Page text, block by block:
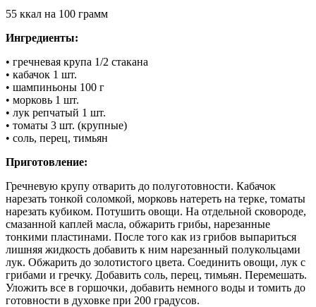
55 ккал на 100 грамм
Ингредиенты:
• гречневая крупа 1/2 стакана
• кабачок 1 шт.
• шампиньоны 100 г
• морковь 1 шт.
• лук репчатый 1 шт.
• томаты 3 шт. (крупные)
• соль, перец, тимьян
Приготовление:
Гречневую крупу отварить до полуготовности. Кабачок
нарезать тонкой соломкой, морковь натереть на терке, томаты
нарезать кубиком. Потушить овощи. На отдельной сковороде,
смазанной каплей масла, обжарить грибы, нарезанные
тонкими пластинами. После того как из грибов выпариться
лишняя жидкость добавить к ним нарезанный полукольцами
лук. Обжарить до золотистого цвета. Соединить овощи, лук с
грибами и гречку. Добавить соль, перец, тимьян. Перемешать.
Уложить все в горшочки, добавить немного воды и томить до
готовности в духовке при 200 градусов.